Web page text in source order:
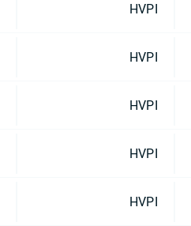
HVPI
HVPI
HVPI
HVPI
HVPI